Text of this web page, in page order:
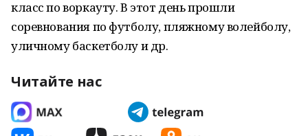
класс по воркауту. В этот день прошли
соревнования по футболу, пляжному волейболу,
уличному баскетболу и др.
Читайте нас